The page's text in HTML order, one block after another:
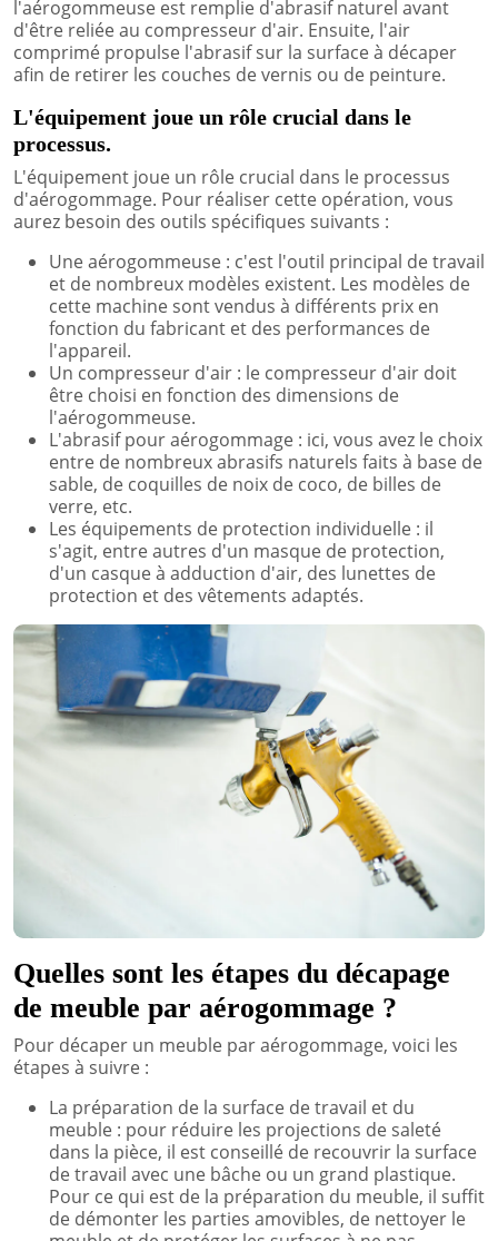
l'aérogommeuse est remplie d'abrasif naturel avant
d'être reliée au compresseur d'air. Ensuite, l'air
comprimé propulse l'abrasif sur la surface à décaper
afin de retirer les couches de vernis ou de peinture.
L'équipement joue un rôle crucial dans le
processus.
L'équipement joue un rôle crucial dans le processus
d'aérogommage. Pour réaliser cette opération, vous
aurez besoin des outils spécifiques suivants :
Une aérogommeuse : c'est l'outil principal de travail
et de nombreux modèles existent. Les modèles de
cette machine sont vendus à différents prix en
fonction du fabricant et des performances de
l'appareil.
Un compresseur d'air : le compresseur d'air doit
être choisi en fonction des dimensions de
l'aérogommeuse.
L'abrasif pour aérogommage : ici, vous avez le choix
entre de nombreux abrasifs naturels faits à base de
sable, de coquilles de noix de coco, de billes de
verre, etc.
Les équipements de protection individuelle : il
s'agit, entre autres d'un masque de protection,
d'un casque à adduction d'air, des lunettes de
protection et des vêtements adaptés.
Quelles sont les étapes du décapage
de meuble par aérogommage ?
Pour décaper un meuble par aérogommage, voici les
étapes à suivre :
La préparation de la surface de travail et du
meuble : pour réduire les projections de saleté
dans la pièce, il est conseillé de recouvrir la surface
de travail avec une bâche ou un grand plastique.
Pour ce qui est de la préparation du meuble, il suffit
de démonter les parties amovibles, de nettoyer le